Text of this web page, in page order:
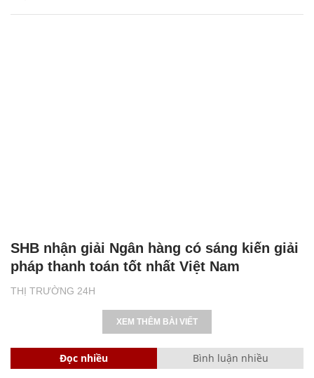
THỊ TRƯỜNG 24H
SHB nhận giải Ngân hàng có sáng kiến giải
pháp thanh toán tốt nhất Việt Nam
XEM THÊM BÀI VIẾT
Đọc nhiều Bình luận nhiều